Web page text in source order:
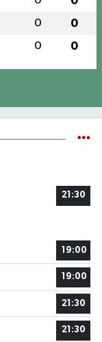
0 0
0 0
21:30
19:00
19:00
21:30
21:30